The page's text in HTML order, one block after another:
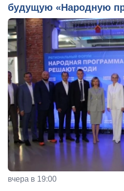
будущую «Народную
вчера в 19:00